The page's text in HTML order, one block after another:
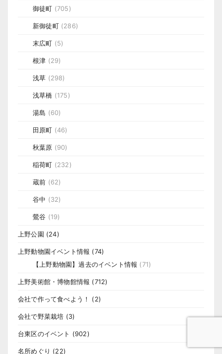
御徒町 (705)
新御徒町(286)
末広町 (5)
根津 (29)
浅草 (298)
浅草橋 (175)
湯島 (60)
田原町 (46)
秋葉原 (90)
稲荷町 (232)
蔵前 (62)
谷中 (32)
鶯谷 (19)
上野公園 (24)
上野動物園イベント情報 (74)
【上野動物園】過去のイベント情報 (71)
上野美術館・博物館情報 (712)
会社で作って食べよう！ (2)
会社で野菜栽培 (3)
台東区のイベント (902)
名所めぐり (22)